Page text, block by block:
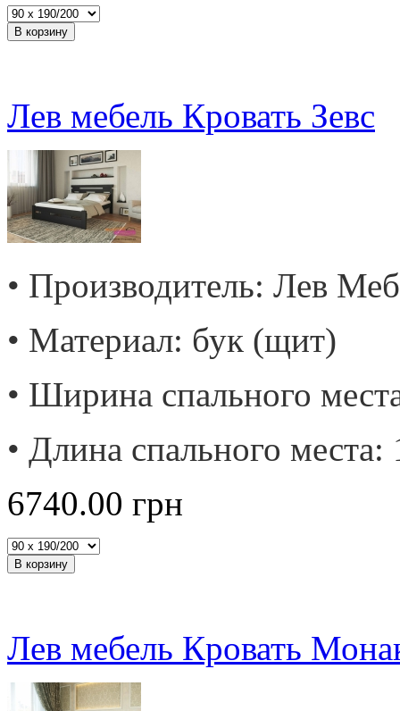
Лев мебель Кровать Зевс
• Производитель: Лев
• Материал: бук (щит)
• Ширина спального
• Длина спального места:
6740.00 грн
Лев мебель Кровать